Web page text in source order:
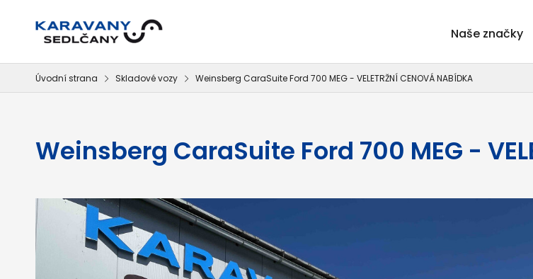
Naše značky
Úvodní strana Skladové vozy Weinsberg CaraSuite Ford 700 MEG - VELETRŽNÍ CENOVÁ NABÍDKA
Weinsberg CaraSuite Ford 700 MEG -